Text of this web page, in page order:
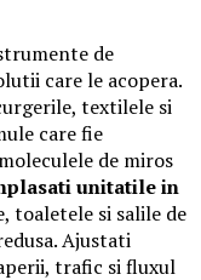
de
care le acopera.
textilele si
care fie
de miros
unitatile in
toaletele si salile de
Ajustati
trafic si fluxul